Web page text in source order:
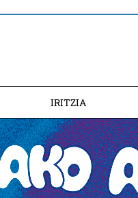
IRITZIA